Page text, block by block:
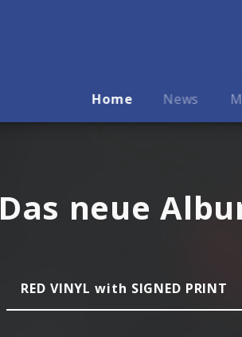
Home News
Das neue
RED VINYL with SIGNED PRINT